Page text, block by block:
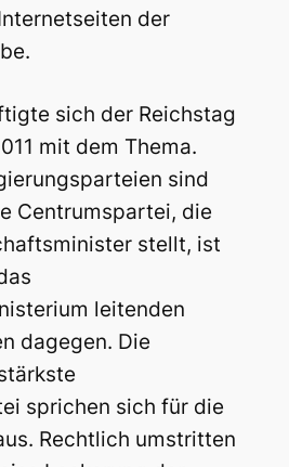
der
sich der Reichstag
mit dem Thema.
sind
Centrumspartei, die
stellt, ist
leitenden
dagegen. Die
sprichen sich für die
Rechtlich umstritten